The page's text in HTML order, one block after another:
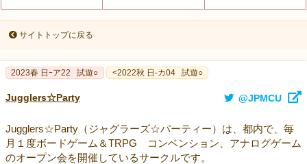
サイトトップに戻る
2023春 日ｰア22 試遊○ <2022秋 日-カ04 試遊○
Jugglers☆Party @JPMCU
Jugglers☆Party（ジャグラーズ☆パーティー）は、都内で、毎
月１度ボードゲーム＆TRPG コンベンション、アナログゲーム
のオープン会を開催しているサークルです。